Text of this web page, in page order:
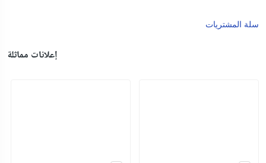
سلة المشتريات
إعلانات مماثلة